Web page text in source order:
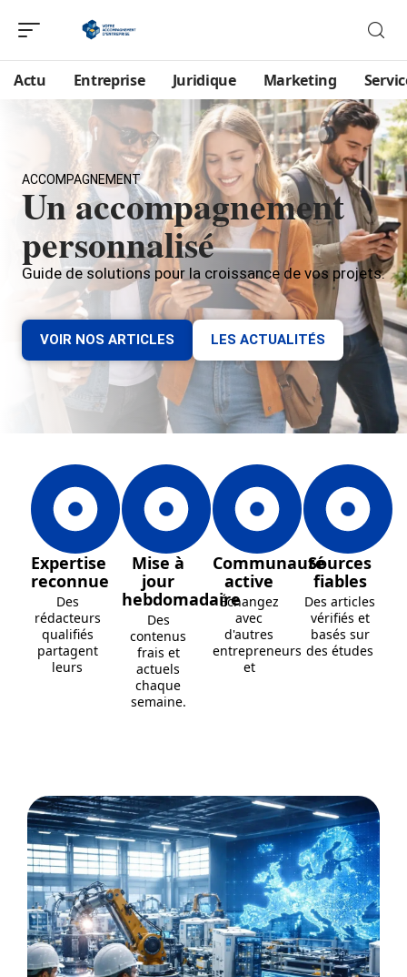
Actu Entreprise Juridique Marketing
ACCOMPAGNEMENT
Un accompagnement
personnalisé
Guide de solutions pour la croissance de vos projets.
VOIR NOS ARTICLES LES ACTUALITÉS
Expertise
reconnue
Des
rédacteurs
qualifiés
partagent
leurs
Mise à
jour
hebdomadaire
Des
contenus
frais et
actuels
chaque
semaine.
Communauté
active
Échangez
avec
d'autres
entrepreneurs
et
Sources
fiables
Des articles
vérifiés et
basés sur
des études